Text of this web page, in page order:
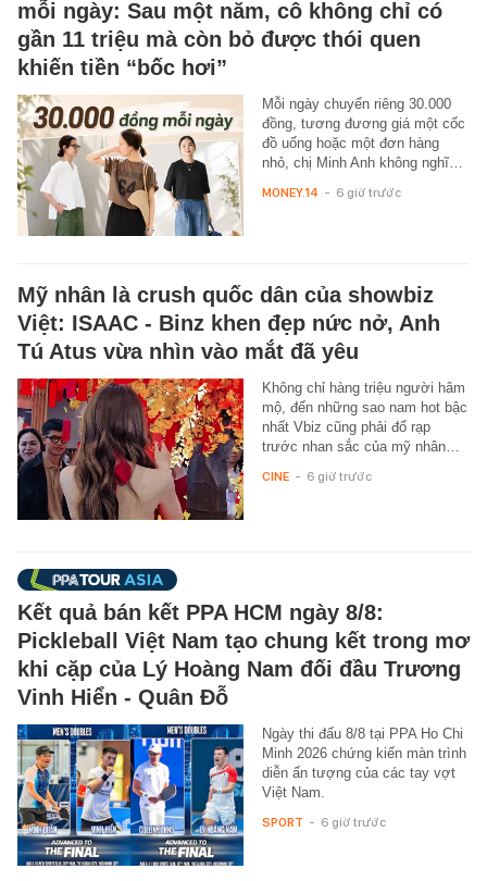
mỗi ngày: Sau một năm, cô không chỉ có
gần 11 triệu mà còn bỏ được thói quen
khiến tiền “bốc hơi”
Mỗi ngày chuyển riêng 30.000
đồng, tương đương giá một cốc
đồ uống hoặc một đơn hàng
nhỏ, chị Minh Anh không nghĩ…
MONEY.14 - 6 giờ trước
Mỹ nhân là crush quốc dân của showbiz
Việt: ISAAC - Binz khen đẹp nức nở, Anh
Tú Atus vừa nhìn vào mắt đã yêu
Không chỉ hàng triệu người hâm
mộ, đến những sao nam hot bậc
nhất Vbiz cũng phải đổ rạp
trước nhan sắc của mỹ nhân…
CINE - 6 giờ trước
Kết quả bán kết PPA HCM ngày 8/8:
Pickleball Việt Nam tạo chung kết trong mơ
khi cặp của Lý Hoàng Nam đối đầu Trương
Vinh Hiển - Quân Đỗ
Ngày thi đấu 8/8 tại PPA Ho Chi
Minh 2026 chứng kiến màn trình
diễn ấn tượng của các tay vợt
Việt Nam.
SPORT - 6 giờ trước